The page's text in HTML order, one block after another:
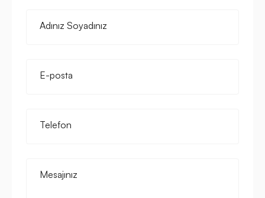
Adınız Soyadınız
E-posta
Telefon
Mesajınız